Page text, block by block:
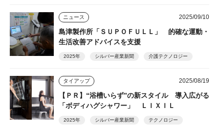
ニュース 2025/09/10
島津製作所「ＳＵＰＯＦＵＬＬ」 的確な運動・
生活改善アドバイスを支援
2025年 シルバー産業新聞 介護テクノロジー
タイアップ 2025/08/19
【ＰＲ】“浴槽いらず”の新スタイル 導入広がる
「ボディハグシャワー」 ＬＩＸＩＬ
2025年 シルバー産業新聞 テクノロジー